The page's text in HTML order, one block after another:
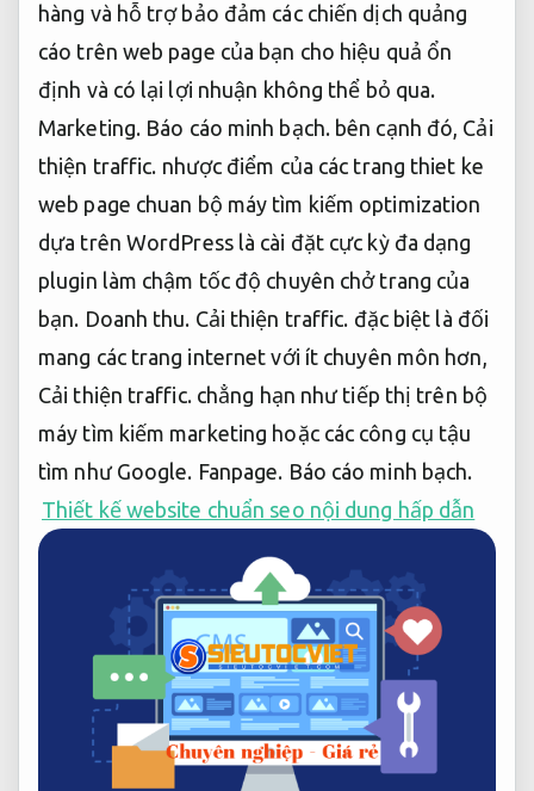
hàng và hỗ trợ bảo đảm các chiến dịch quảng
cáo trên web page của bạn cho hiệu quả ổn
định và có lại lợi nhuận không thể bỏ qua.
Marketing. Báo cáo minh bạch. bên cạnh đó, Cải
thiện traffic. nhược điểm của các trang thiet ke
web page chuan bộ máy tìm kiếm optimization
dựa trên WordPress là cài đặt cực kỳ đa dạng
plugin làm chậm tốc độ chuyên chở trang của
bạn. Doanh thu. Cải thiện traffic. đặc biệt là đối
mang các trang internet với ít chuyên môn hơn,
Cải thiện traffic. chẳng hạn như tiếp thị trên bộ
máy tìm kiếm marketing hoặc các công cụ tậu
tìm như Google. Fanpage. Báo cáo minh bạch.
Thiết kế website chuẩn seo nội dung hấp dẫn